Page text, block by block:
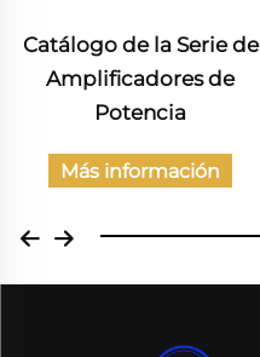
Catálogo de la Serie de
Amplificadores de
Potencia
Más información